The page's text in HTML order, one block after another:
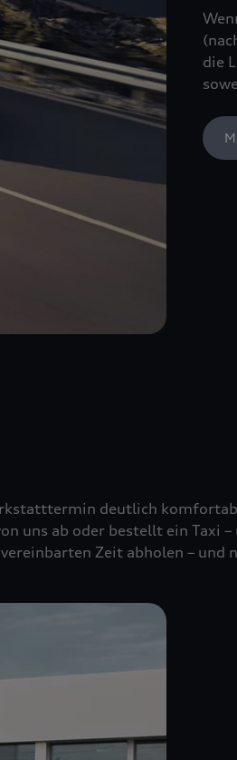
die
deutlich
uns ab oder bestellt ein Taxi
Zeit abholen –